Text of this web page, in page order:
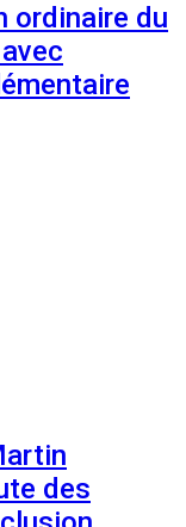
ordinaire du
des